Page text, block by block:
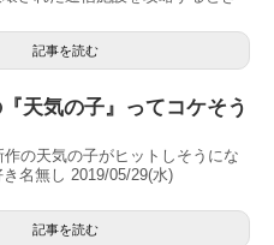
記事を読む
天気の子』ってコケそう
作の天気の子がヒットしそうにな
名無し 2019/05/29(水)
記事を読む